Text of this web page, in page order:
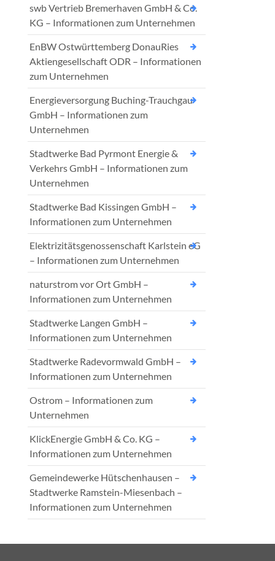
swb Vertrieb Bremerhaven GmbH & Co.
KG – Informationen zum Unternehmen
EnBW Ostwürttemberg DonauRies
Aktiengesellschaft ODR – Informationen
zum Unternehmen
Energieversorgung Buching-Trauchgau
GmbH – Informationen zum
Unternehmen
Stadtwerke Bad Pyrmont Energie &
Verkehrs GmbH – Informationen zum
Unternehmen
Stadtwerke Bad Kissingen GmbH –
Informationen zum Unternehmen
Elektrizitätsgenossenschaft Karlstein eG
– Informationen zum Unternehmen
naturstrom vor Ort GmbH –
Informationen zum Unternehmen
Stadtwerke Langen GmbH –
Informationen zum Unternehmen
Stadtwerke Radevormwald GmbH –
Informationen zum Unternehmen
Ostrom – Informationen zum
Unternehmen
KlickEnergie GmbH & Co. KG –
Informationen zum Unternehmen
Gemeindewerke Hütschenhausen –
Stadtwerke Ramstein-Miesenbach –
Informationen zum Unternehmen